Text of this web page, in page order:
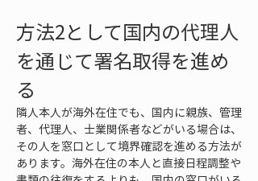
方法2として国内の代理人
を通じて署名取得を進め
る
隣人本人が海外在住でも、国内に親族、管理
者、代理人、士業関係者などがいる場合は、
その人を窓口として境界確認を進める方法が
あります。海外在住の本人と直接日程調整や